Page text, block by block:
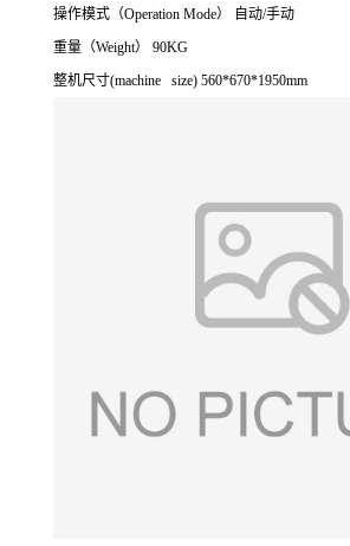
操作模式（Operation Mode） 自动/手动
重量（Weight） 90KG
整机尺寸(machine size) 560*670*1950mm